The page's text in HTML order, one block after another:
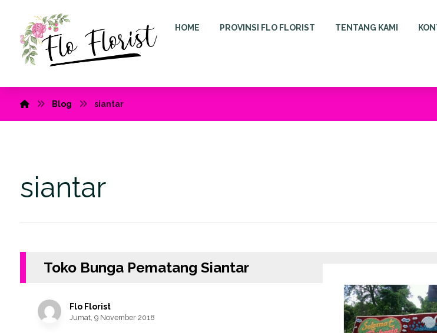
HOME PROVINSI FLO FLORIST TENTANG KAMI
Blog siantar
siantar
Toko Bunga Pematang Siantar
Flo Florist
Jumat, 9 November 2018